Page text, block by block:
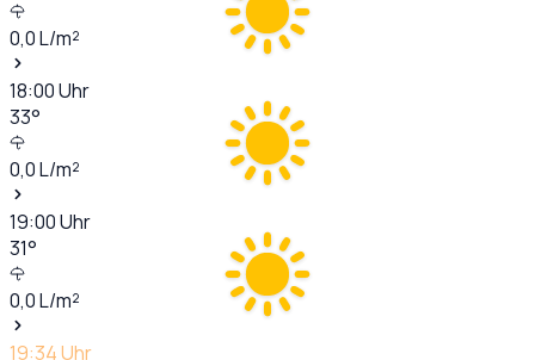
0,0L/m²
18:00Uhr
33°
0,0L/m²
19:00Uhr
31°
0,0L/m²
19:34Uhr